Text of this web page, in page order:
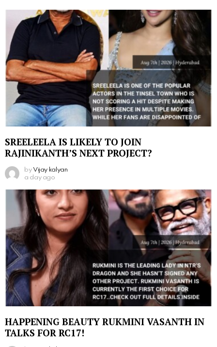
SREELEELA IS LIKELY TO JOIN
RAJINIKANTH’S NEXT PROJECT?
by Vijay kalyan
a day ago
HAPPENING BEAUTY RUKMINI VASANTH IN
TALKS FOR RC17!